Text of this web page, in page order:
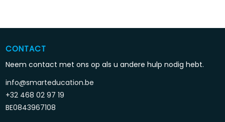
CONTACT
Neem contact met ons op als u andere hulp nodig hebt.
info@smarteducation.be
+32 468 02 97 19
BE0843967108